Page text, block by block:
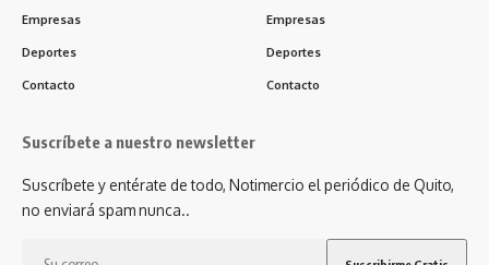
Empresas
Deportes
Contacto
Empresas
Deportes
Contacto
Suscríbete a nuestro newsletter
Suscríbete y entérate de todo, Notimercio el periódico de Quito,
no enviará spam nunca..